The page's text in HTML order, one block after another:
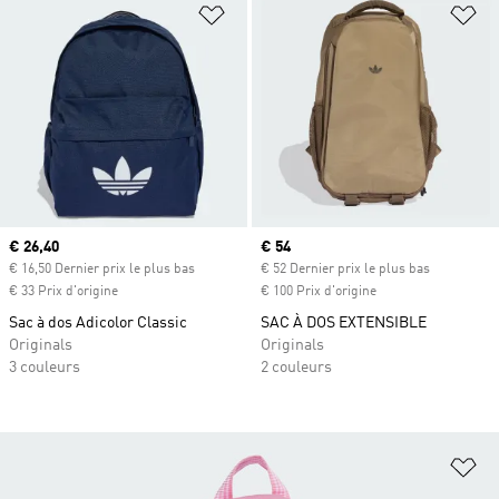
Ajouter à la Liste de produits
Prix actuel
€ 26,40
€ 16,50 Dernier prix le plus bas
€ 33 Prix d'origine
Sac à dos Adicolor Classic
Originals
3 couleurs
Prix actuel
€ 54
€ 52 Dernier prix le plus bas
€ 100 Prix d'origine
SAC À DOS EXTENSIBLE
Originals
2 couleurs